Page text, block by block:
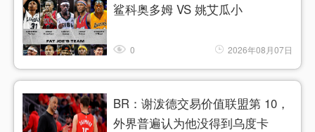
鲨科奥多姆 VS 姚艾瓜小
0 2026年08月07日
BR：谢泼德交易价值联盟第 10，
外界普遍认为他没得到乌度卡